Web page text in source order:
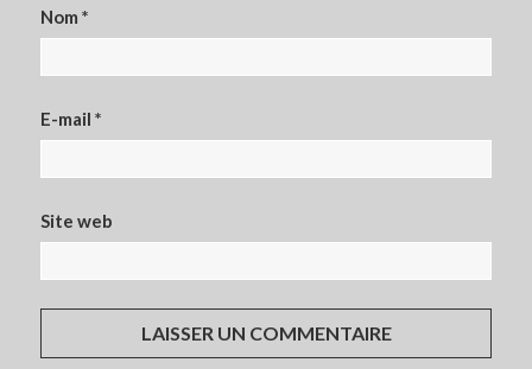
Nom*
E-mail*
Site web